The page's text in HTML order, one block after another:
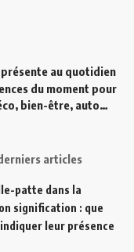
au quotidien
du moment pour
bien-être, auto…
articles
patte dans la
signification : que
leur présence